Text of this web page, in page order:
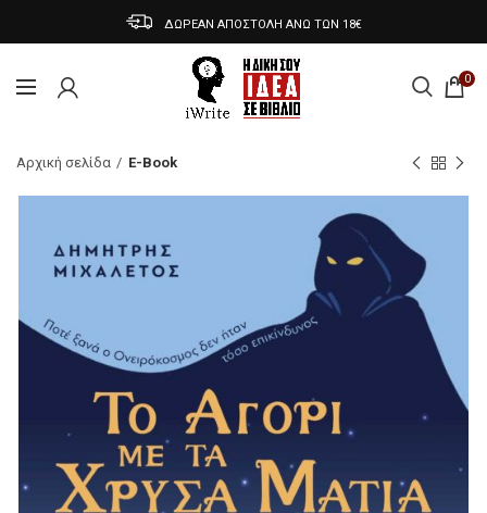
ΔΩΡΕΑΝ ΑΠΟΣΤΟΛΗ ΑΝΩ ΤΩΝ 18€
0
Αρχική σελίδα E-Book